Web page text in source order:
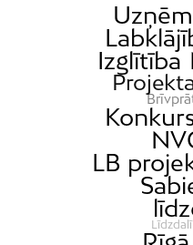
Izglītība
LB